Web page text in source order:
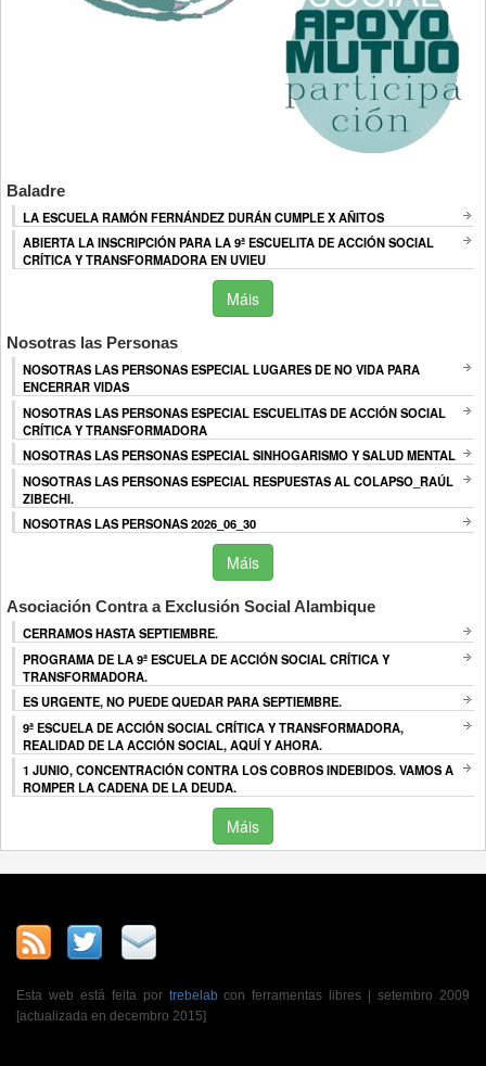
Baladre
LA ESCUELA RAMÓN FERNÁNDEZ DURÁN CUMPLE X AÑITOS
ABIERTA LA INSCRIPCIÓN PARA LA 9ª ESCUELITA DE ACCIÓN SOCIAL
CRÍTICA Y TRANSFORMADORA EN UVIEU
Máis
Nosotras las Personas
NOSOTRAS LAS PERSONAS ESPECIAL LUGARES DE NO VIDA PARA
ENCERRAR VIDAS
NOSOTRAS LAS PERSONAS ESPECIAL ESCUELITAS DE ACCIÓN SOCIAL
CRÍTICA Y TRANSFORMADORA
NOSOTRAS LAS PERSONAS ESPECIAL SINHOGARISMO Y SALUD MENTAL
NOSOTRAS LAS PERSONAS ESPECIAL RESPUESTAS AL COLAPSO_RAÚL
ZIBECHI.
NOSOTRAS LAS PERSONAS 2026_06_30
Máis
Asociación Contra a Exclusión Social Alambique
CERRAMOS HASTA SEPTIEMBRE.
PROGRAMA DE LA 9ª ESCUELA DE ACCIÓN SOCIAL CRÍTICA Y
TRANSFORMADORA.
ES URGENTE, NO PUEDE QUEDAR PARA SEPTIEMBRE.
9ª ESCUELA DE ACCIÓN SOCIAL CRÍTICA Y TRANSFORMADORA,
REALIDAD DE LA ACCIÓN SOCIAL, AQUÍ Y AHORA.
1 JUNIO, CONCENTRACIÓN CONTRA LOS COBROS INDEBIDOS. VAMOS A
ROMPER LA CADENA DE LA DEUDA.
Máis
Esta web está feita por trebelabcon ferramentas libres | setembro 2009
[actualizada en decembro 2015]